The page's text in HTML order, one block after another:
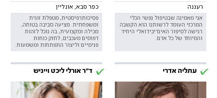
רעננה
אני מאמינה שבטיפול נפשי הכלי
המרכזי העומד לרשותנו הוא הקשבה
רגישה לסיפור האינדיבידואלי היחיד
והמיוחד של כל אדם.
כפר סבא, אונליין
פסיכותרפיסטית, מטפלת זוגית
ומשפחתית. מציעה סביבה בטוחה,
מכילה ומקצועית, בה נוכל לזהות
דפוסים מעכבים, לחזק כוחות
פנימיים וליצור התפתחות ומשמעות.
עתליה אדרי ד"ר אורלי ליכט וייניש